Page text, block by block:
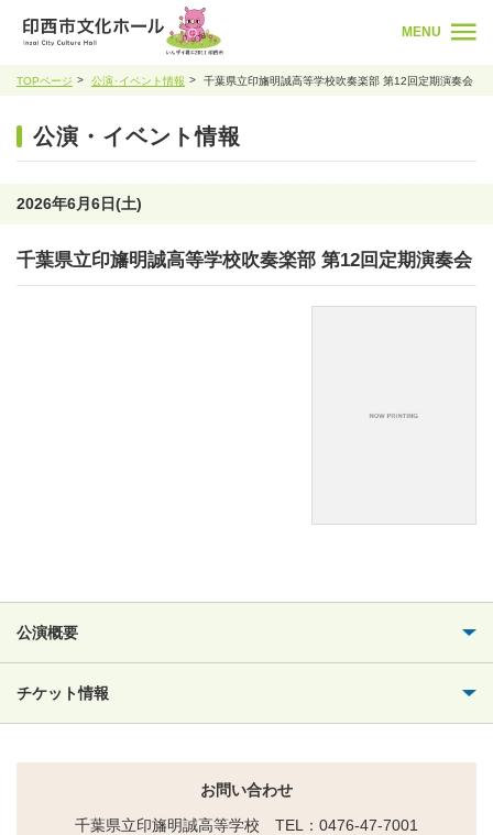
MENU
TOPページ 公演･イベント情報 千葉県立印旛明誠高等学校吹奏楽部 第12回定期演奏会
公演・イベント情報
2026年6月6日(土)
千葉県立印旛明誠高等学校吹奏楽部 第12回定期演奏会
公演概要
チケット情報
お問い合わせ
千葉県立印旛明誠高等学校 TEL：0476-47-7001